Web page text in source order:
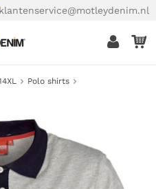
klantenservice@motleydenim.nl
Polo shirts